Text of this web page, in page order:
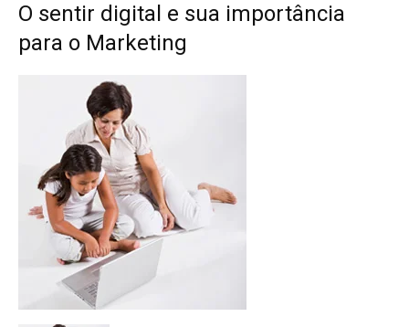
O sentir digital e sua importância
para o Marketing